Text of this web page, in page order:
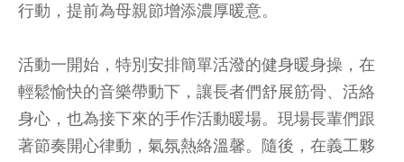
行動，提前為母親節增添濃厚暖意。
活動一開始，特別安排簡單活潑的健身暖身操，在
輕鬆愉快的音樂帶動下，讓長者們舒展筋骨、活絡
身心，也為接下來的手作活動暖場。現場長輩們跟
著節奏開心律動，氣氛熱絡溫馨。隨後，在義工夥